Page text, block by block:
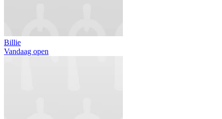
Billie
Vandaag open